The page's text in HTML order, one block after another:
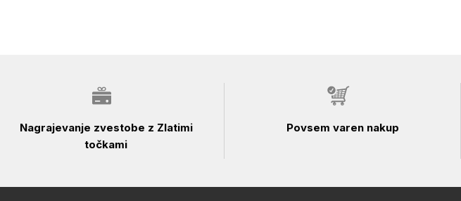
Nagrajevanje zvestobe z Zlatimi
točkami
Povsem varen nakup